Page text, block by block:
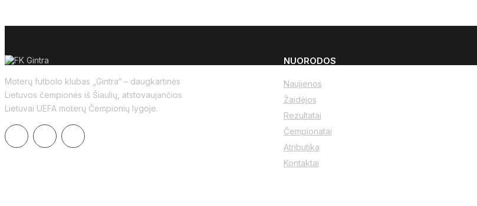
Moterų futbolo klubas „Gintra“ – daugkartinės
Lietuvos čempionės iš Šiaulių, atstovaujančios
Lietuvai UEFA moterų Čempionių lygoje.
NUORODOS
Naujienos
Žaidėjos
Rezultatai
Čempionatai
Atributika
Kontaktai